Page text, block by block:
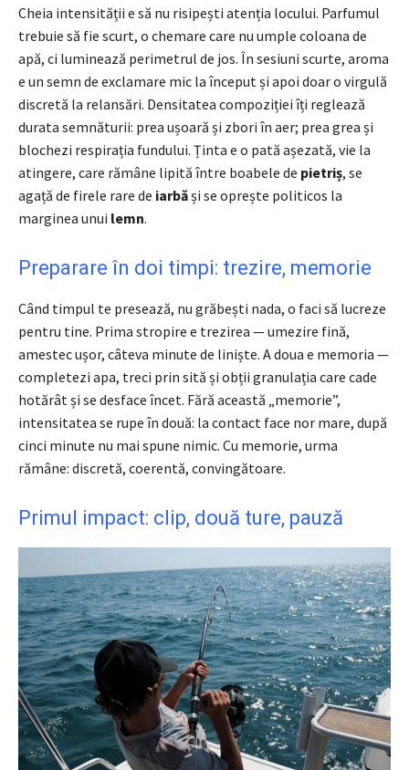
Cheia intensității e să nu risipești atenția locului. Parfumul
trebuie să fie scurt, o chemare care nu umple coloana de
apă, ci luminează perimetrul de jos. În sesiuni scurte, aroma
e un semn de exclamare mic la început și apoi doar o virgulă
discretă la relansări. Densitatea compoziției îți reglează
durata semnăturii: prea ușoară și zbori în aer; prea grea și
blochezi respirația fundului. Ținta e o pată așezată, vie la
atingere, care rămâne lipită între boabele de pietriș, se
agață de firele rare de iarbăși se oprește politicos la
marginea unui lemn.
Preparare în doi timpi: trezire, memorie
Când timpul te presează, nu grăbești nada, o faci să lucreze
pentru tine. Prima stropire e trezirea — umezire fină,
amestec ușor, câteva minute de liniște. A doua e memoria —
completezi apa, treci prin sită și obții granulația care cade
hotărât și se desface încet. Fără această „memorie”,
intensitatea se rupe în două: la contact face nor mare, după
cinci minute nu mai spune nimic. Cu memorie, urma
rămâne: discretă, coerentă, convingătoare.
Primul impact: clip, două ture, pauză